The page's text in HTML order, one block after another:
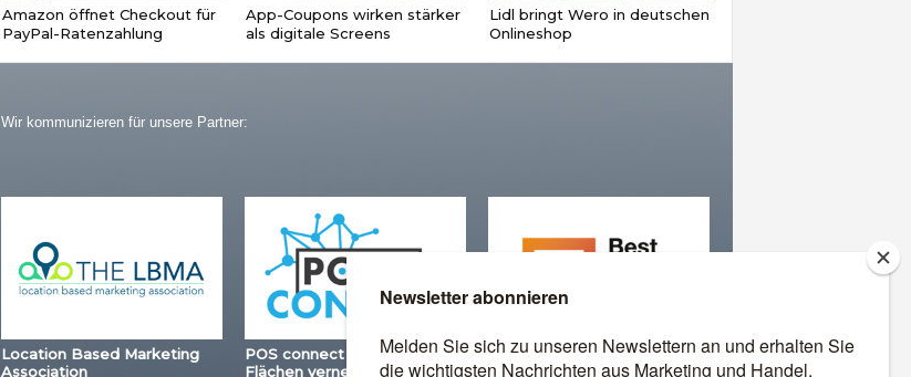
Amazon öffnet Checkout für
PayPal-Ratenzahlung
App-Coupons wirken stärker
als digitale Screens
Lidl bringt Wero in deutschen
Onlineshop
Wir kommunizieren für unsere Partner:
Location Based Marketing
Association
POS connect – Stationäre
Flächen vernetzen
Best Retail Cases: Die
besten Lösungen für Händler